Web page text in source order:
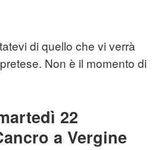
di quello che vi verrà
Non è il momento di
22
a Vergine